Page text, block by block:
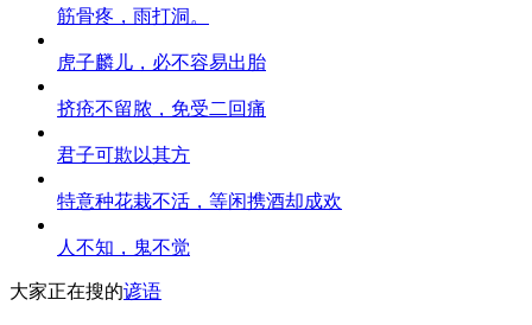
筋骨疼，雨打洞。
虎子麟儿，必不容易出胎
挤疮不留脓，免受二回痛
君子可欺以其方
特意种花栽不活，等闲携酒却成欢
人不知，鬼不觉
大家正在搜的谚语